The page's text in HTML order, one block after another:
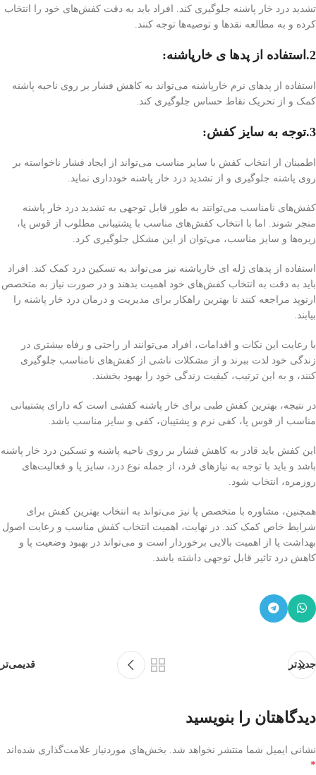
تشدید درد خار پاشنه جلوگیری کند. افراد باید به دقت کفش‌های خود را انتخاب
کرده و به مطالعه نقدها و توصیه‌ها توجه کنند.
2.استفاده از پد‌ها ی خارپاشنه:
استفاده از پد‌های نرم خارپاشنه می‌تواند به کاهش فشار بر روی ناحیه پاشنه
کمک و از تحریک نقاط حساس جلوگیری کند.
3.توجه به سایز کفش:
اطمینان از انتخاب کفش با سایز مناسب می‌تواند از ایجاد فشار ناخواسته بر
روی پاشنه جلوگیری و از تشدید درد خار پاشنه خودداری نماید.
کفش‌های نامناسب می‌توانند به طور قابل توجهی به تشدید درد خار پاشنه
منجر شوند. اما با انتخاب کفش‌های مناسب با پشتیبانی مطلوب از قوس پا،
زیره‌ها و سایز مناسب، می‌توان از این مشکل جلوگیری کرد.
استفاده از پد‌های ژله ای خارپاشنه نیز می‌تواند به تسکین درد کمک کند. افراد
باید به دقت به انتخاب کفش‌های خود اهمیت بدهند و در صورت نیاز به متخصص
ارتوپد مراجعه کنند تا بهترین راهکار برای مدیریت و درمان درد خار پاشنه را
بیابند.
با رعایت این نکات و اقدامات، افراد می‌توانند از راحتی و رفاه بیشتری در
زندگی خود لذت ببرند و از مشکلات ناشی از کفش‌های نامناسب جلوگیری
کنند، و به این ترتیب، کیفیت زندگی خود را بهبود بخشند.
در نتیجه، بهترین کفش طبی برای خار پاشنه کفشی است که دارای پشتیبانی
مناسب از قوس پا، کفی نرم و پشتیبان، کفی و سایز مناسب باشد.
این کفش باید قادر به کاهش فشار بر روی ناحیه پاشنه و تسکین درد خار پاشنه
باشد و باید با توجه به نیازهای فرد، از جمله نوع درد، سایز پا و فعالیت‌های
روزمره، انتخاب شود.
همچنین، مشاوره با متخصص پا نیز می‌تواند به انتخاب بهترین کفش برای
شرایط خاص کمک کند. در نهایت، اهمیت انتخاب کفش مناسب و رعایت اصول
بهداشت پا از اهمیت بالایی برخوردار است و می‌تواند در بهبود وضعیت پا و
کاهش درد تاثیر قابل توجهی داشته باشد.
جدیدتر قدیمی‌تر
دیدگاهتان را بنویسید
نشانی ایمیل شما منتشر نخواهد شد. بخش‌های موردنیاز علامت‌گذاری شده‌اند
*